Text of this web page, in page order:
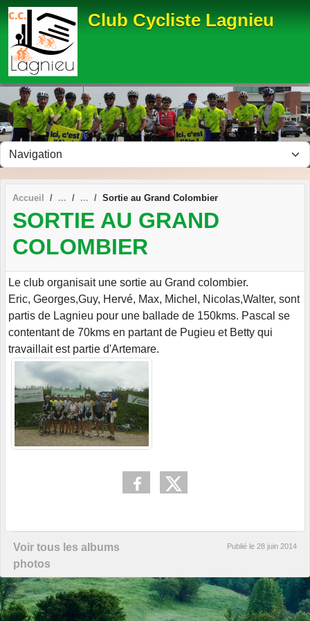
Club Cycliste Lagnieu
Accueil Sortie au Grand Colombier
SORTIE AU GRAND
COLOMBIER
Le club organisait une sortie au Grand colombier.
Eric, Georges,Guy, Hervé, Max, Michel, Nicolas,Walter, sont
partis de Lagnieu pour une ballade de 150kms. Pascal se
contentant de 70kms en partant de Pugieu et Betty qui
travaillait est partie d'Artemare.
Voir tous les albums
photos
Publié le 28 juin 2014
Panneau de gestion des cookies